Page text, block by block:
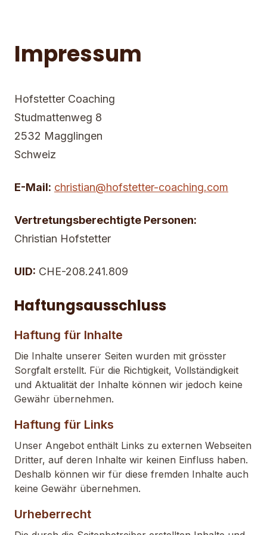
Impressum
Hofstetter Coaching
Studmattenweg 8
2532 Magglingen
Schweiz
E-Mail: christian@hofstetter-coaching.com
Vertretungsberechtigte Personen:
Christian Hofstetter
UID: CHE-208.241.809
Haftungsausschluss
Haftung für Inhalte
Die Inhalte unserer Seiten wurden mit grösster
Sorgfalt erstellt. Für die Richtigkeit, Vollständigkeit
und Aktualität der Inhalte können wir jedoch keine
Gewähr übernehmen.
Haftung für Links
Unser Angebot enthält Links zu externen Webseiten
Dritter, auf deren Inhalte wir keinen Einfluss haben.
Deshalb können wir für diese fremden Inhalte auch
keine Gewähr übernehmen.
Urheberrecht